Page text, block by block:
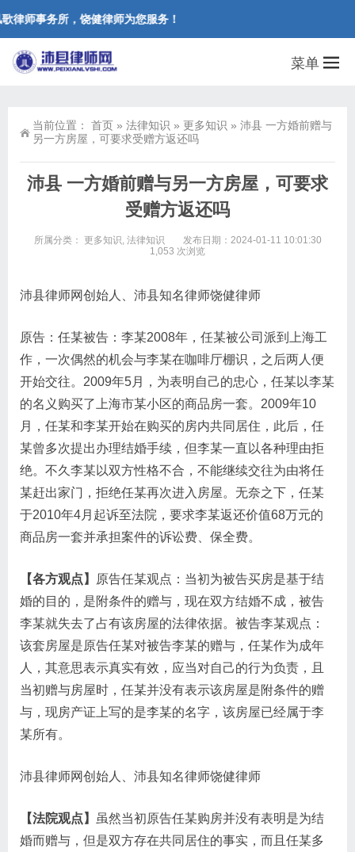
律师事务所，饶健律师为您服务！
菜单
当前位置： 首页 » 法律知识 » 更多知识 » 沛县 一方婚前赠与
另一方房屋，可要求受赠方返还吗
沛县 一方婚前赠与另一方房屋，可要求
受赠方返还吗
所属分类： 更多知识, 法律知识
发布日期：2024-01-11 10:01:30
1,053 次浏览
沛县律师网创始人、沛县知名律师饶健律师
原告：任某被告：李某2008年，任某被公司派到上海工
作，一次偶然的机会与李某在咖啡厅棚识，之后两人便
开始交往。2009年5月，为表明自己的忠心，任某以李某
的名义购买了上海市某小区的商品房一套。2009年10
月，任某和李某开始在购买的房内共同居住，此后，任
某曾多次提出办理结婚手续，但李某一直以各种理由拒
绝。不久李某以双方性格不合，不能继续交往为由将任
某赶出家门，拒绝任某再次进入房屋。无奈之下，任某
于2010年4月起诉至法院，要求李某返还价值68万元的
商品房一套并承担案件的诉讼费、保全费。
【各方观点】
原告任某观点：当初为被告买房是基于结
婚的目的，是附条件的赠与，现在双方结婚不成，被告
李某就失去了占有该房屋的法律依据。被告李某观点：
该套房屋是原告任某对被告李某的赠与，任某作为成年
人，其意思表示真实有效，应当对自己的行为负责，且
当初赠与房屋时，任某并没有表示该房屋是附条件的赠
与，现房产证上写的是李某的名字，该房屋已经属于李
某所有。
沛县律师网创始人、沛县知名律师饶健律师
【法院观点】
虽然当初原告任某购房并没有表明是为结
婚而赠与，但是双方存在共同居住的事实，而且任某多